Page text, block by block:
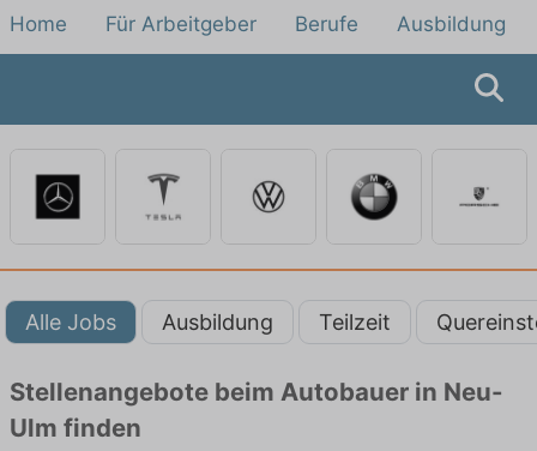
Home Für Arbeitgeber Berufe Ausbildung
Alle Jobs Ausbildung Teilzeit
Stellenangebote beim Autobauer in Neu-
Ulm finden